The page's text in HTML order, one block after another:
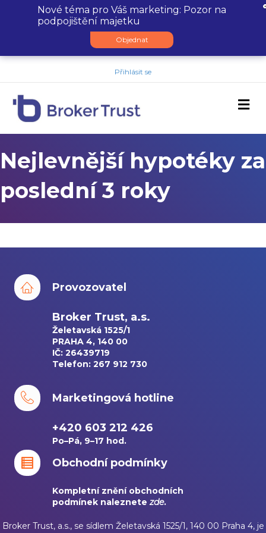
Přihlásit se
Nejlevnější hypotéky za
poslední 3 roky
Provozovatel
Broker Trust, a.s.
Želetavská 1525/1
PRAHA 4, 140 00
IČ: 26439719
Telefon: 267 912 730
Marketingová hotline
+420 603 212 426
Po–Pá, 9–17 hod.
Obchodní podmínky
Kompletní znění obchodních
podmínek naleznetezde.
Broker Trust, a.s., se sídlem Želetavská 1525/1, 140 00 Praha 4, je
Nové téma pro Váš marketing: Pozor na
podpojištění majetku
Objednat